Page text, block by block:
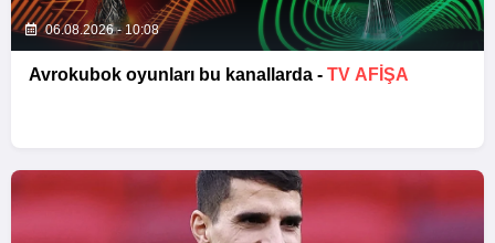
06.08.2026 - 10:08
Avrokubok oyunları bu kanallarda - TV AFİŞA